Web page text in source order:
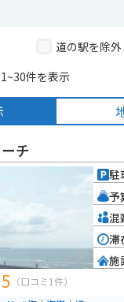
道の駅を除外
1~30件を表示
チ
5 （口コミ1件）
駐
予
混
滞
施